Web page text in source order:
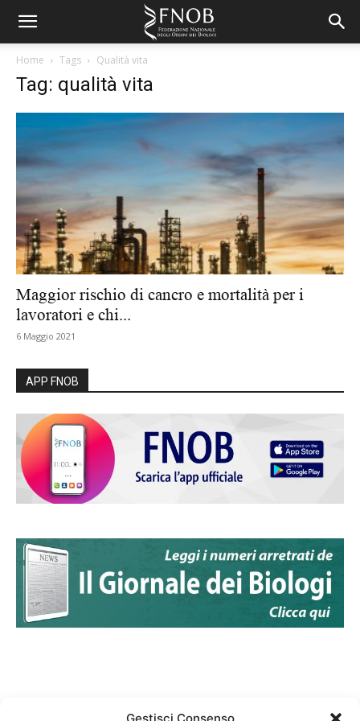
Home Tags Qualità vita
Tag: qualità vita
Maggior rischio di cancro e mortalità per i
lavoratori e chi...
6 Maggio 2021
APP FNOB